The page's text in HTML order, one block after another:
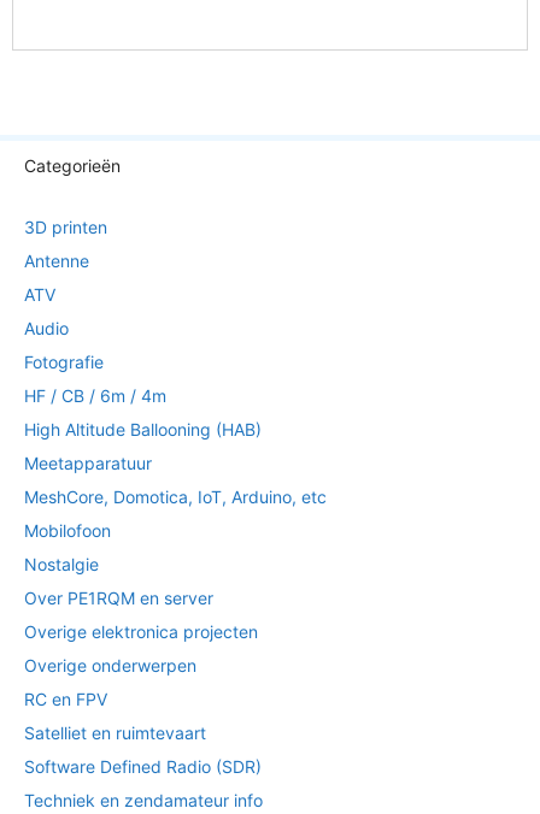
Categorieën
3D printen
Antenne
ATV
Audio
Fotografie
HF / CB / 6m / 4m
High Altitude Ballooning (HAB)
Meetapparatuur
MeshCore, Domotica, IoT, Arduino, etc
Mobilofoon
Nostalgie
Over PE1RQM en server
Overige elektronica projecten
Overige onderwerpen
RC en FPV
Satelliet en ruimtevaart
Software Defined Radio (SDR)
Techniek en zendamateur info